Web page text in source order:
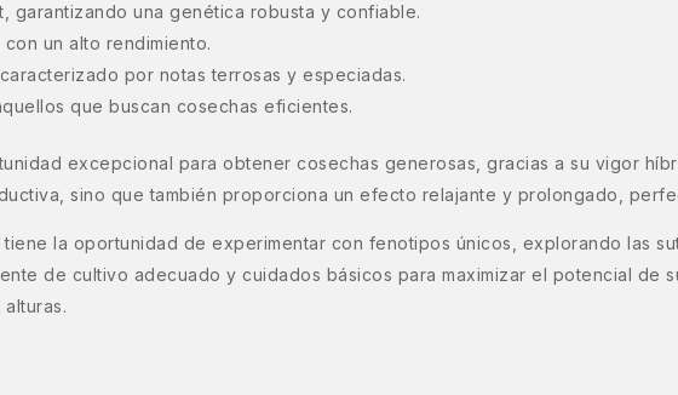
garantizando una genética robusta y confiable.
un alto rendimiento.
por notas terrosas y especiadas.
que buscan cosechas eficientes.
excepcional para obtener cosechas generosas, gracias a su vigor
sino que también proporciona un efecto relajante y prolongado,
la oportunidad de experimentar con fenotipos únicos, explorando las
de cultivo adecuado y cuidados básicos para maximizar el potencial de